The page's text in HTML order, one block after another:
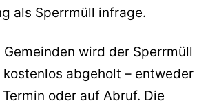
als Sperrmüll infrage.
wird der Sperrmüll
abgeholt – entweder
oder auf Abruf. Die